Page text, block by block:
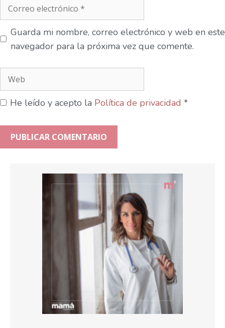
Guarda mi nombre, correo electrónico y web en este
navegador para la próxima vez que comente.
He leído y acepto la Política de privacidad *